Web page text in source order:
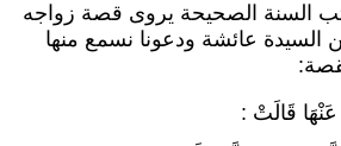
السنة الصحيحة يروى قصة زواجه
عائشة ودعونا نسمع منها
قَالَتْ :